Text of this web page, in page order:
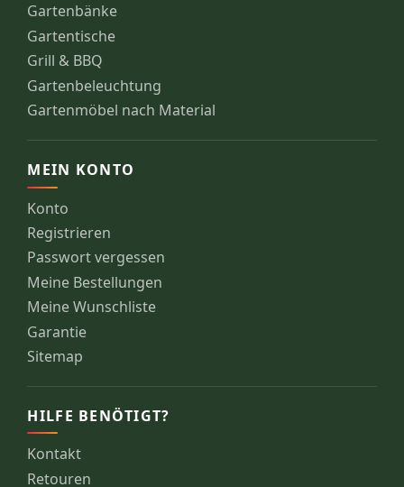
Gartenbänke
Gartentische
Grill & BBQ
Gartenbeleuchtung
Gartenmöbel nach Material
MEIN KONTO
Konto
Registrieren
Passwort vergessen
Meine Bestellungen
Meine Wunschliste
Garantie
Sitemap
HILFE BENÖTIGT?
Kontakt
Retouren